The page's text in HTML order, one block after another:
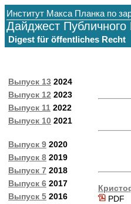
Институт Макса Планка по
Дайджест Публичного
Digest für öffentliches Recht
Выпуск 13 2024
Выпуск 12 2023
Выпуск 11 2022
Выпуск 10 2021
Выпуск 9 2020
Выпуск 8 2019
Выпуск 7 2018
Выпуск 6 2017
Выпуск 5 2016
PDF